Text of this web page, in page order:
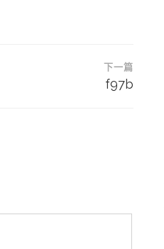
下一篇
f97b